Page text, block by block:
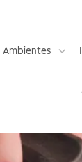
Ambientes